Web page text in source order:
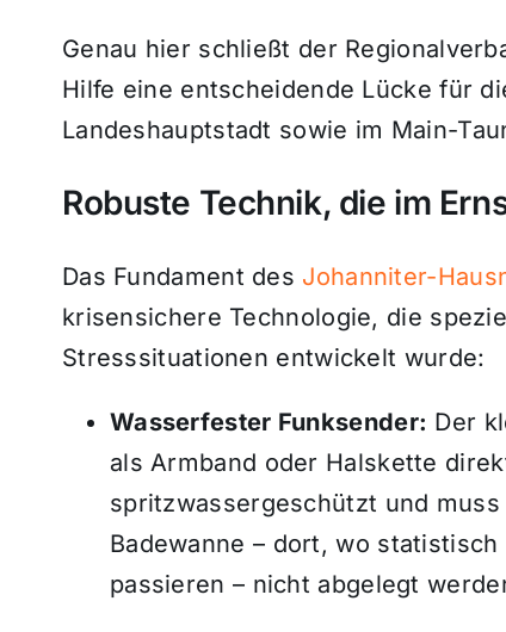
Genau hier schließt der
Hilfe eine entscheidende Lücke für
Landeshauptstadt sowie im Main-
Robuste Technik, die im
Das Fundament des Johanniter-
krisensichere Technologie, die
Stresssituationen entwickelt wurde:
Wasserfester Funksender: Der
als Armband oder Halskette
spritzwassergeschützt und
Badewanne – dort, wo
passieren – nicht abgelegt